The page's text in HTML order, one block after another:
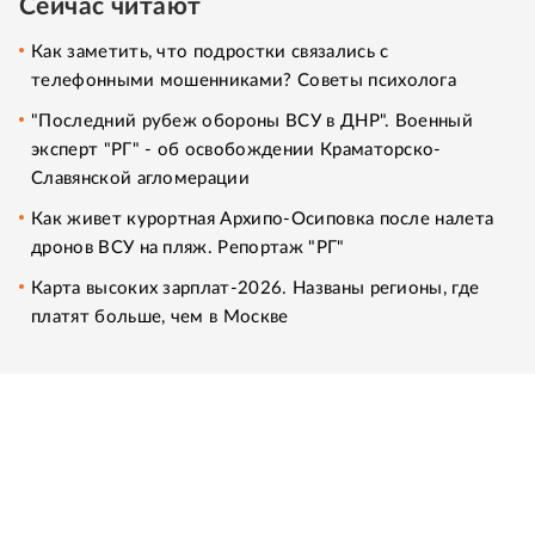
Сейчас читают
Как заметить, что подростки связались с
телефонными мошенниками? Советы психолога
"Последний рубеж обороны ВСУ в ДНР". Военный
эксперт "РГ" - об освобождении Краматорско-
Славянской агломерации
Как живет курортная Архипо-Осиповка после налета
дронов ВСУ на пляж. Репортаж "РГ"
Карта высоких зарплат-2026. Названы регионы, где
платят больше, чем в Москве